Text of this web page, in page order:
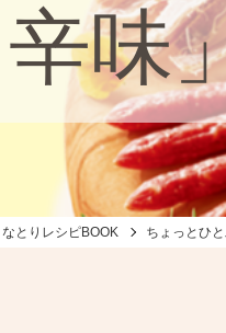
辛味
なとりレシピBOOK ちょっとひ